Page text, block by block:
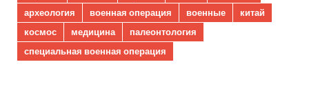
археология
военная операция военные
китай
космос
медицина
палеонтология
специальная военная операция